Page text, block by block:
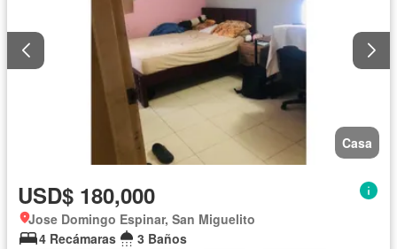
Casa
USD$ 180,000
Jose Domingo Espinar, San Miguelito
4 Recámaras
3 Baños